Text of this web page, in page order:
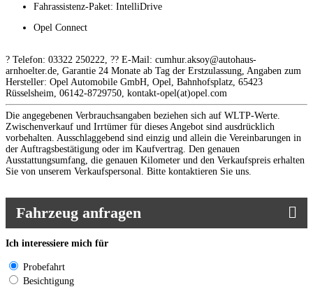
Fahrassistenz-Paket: IntelliDrive
Opel Connect
? Telefon: 03322 250222, ?? E-Mail: cumhur.aksoy@autohaus-
arnhoelter.de, Garantie 24 Monate ab Tag der Erstzulassung, Angaben zum
Hersteller: Opel Automobile GmbH, Opel, Bahnhofsplatz, 65423
Rüsselsheim, 06142-8729750, kontakt-opel(at)opel.com
Die angegebenen Verbrauchsangaben beziehen sich auf WLTP-Werte.
Zwischenverkauf und Irrtümer für dieses Angebot sind ausdrücklich
vorbehalten. Ausschlaggebend sind einzig und allein die Vereinbarungen in
der Auftragsbestätigung oder im Kaufvertrag. Den genauen
Ausstattungsumfang, die genauen Kilometer und den Verkaufspreis erhalten
Sie von unserem Verkaufspersonal. Bitte kontaktieren Sie uns.
Fahrzeug anfragen
Ich interessiere mich für
Probefahrt
Besichtigung